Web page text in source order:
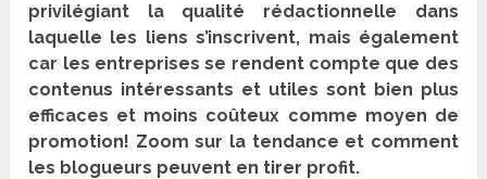
privilégiant la qualité rédactionnelle dans
laquelle les liens s’inscrivent, mais également
car les entreprises se rendent compte que des
contenus intéressants et utiles sont bien plus
efficaces et moins coûteux comme moyen de
promotion! Zoom sur la tendance et comment
les blogueurs peuvent en tirer profit.